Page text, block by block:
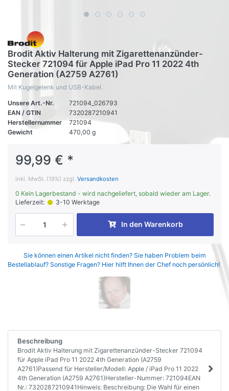
Brodit Aktiv Halterung mit Zigarettenanzünder-
Stecker 721094 für Apple iPad Pro 11 2022 4th
Generation (A2759 A2761)
Mit Kugelgelenk und USB-Kabel.
Unsere Art.-Nr.
721094_026793
EAN / GTIN
7320287210941
Herstellernummer
721094
Gewicht
470,00 g
99,99 € *
inkl. MwSt. (19%) zzgl. Versandkosten
0 Kein Lagerbestand - wird nachgeliefert, sobald wieder am Lager.
Lieferzeit:
3-10 Werktage
In den Warenkorb
Sie können einen Artikel nicht finden? Sie haben Problem beim
Bestellablauf? Sonstige Fragen? Hier hilft Ihnen der Chef noch persönlich!
Beschreibung
Brodit Aktiv Halterung mit Zigarettenanzünder-Stecker 721094
für Apple iPad Pro 11 2022 4th Generation (A2759
A2761)Passend für Hersteller/Modell: Apple / iPad Pro 11 2022
4th Generation (A2759 A2761)Hersteller-Nummer: 721094EAN
Nr.: 7320287210941Hinweis: Beschreibung: Die Wahl für einen